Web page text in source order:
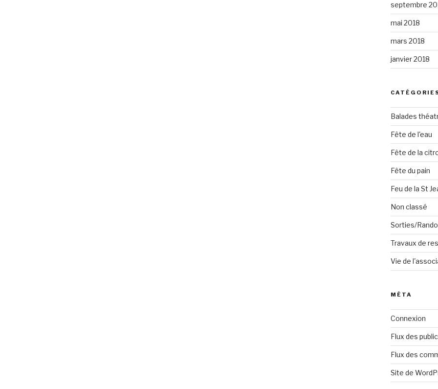
septembre
mai 2018
mars 2018
janvier 2018
Balades
Fête de l'eau
Fête de la
Fête du pain
Feu de la St
Non classé
Sorties/
Travaux de
Vie de
MÉTA
Connexion
Flux des
Flux des
Site de